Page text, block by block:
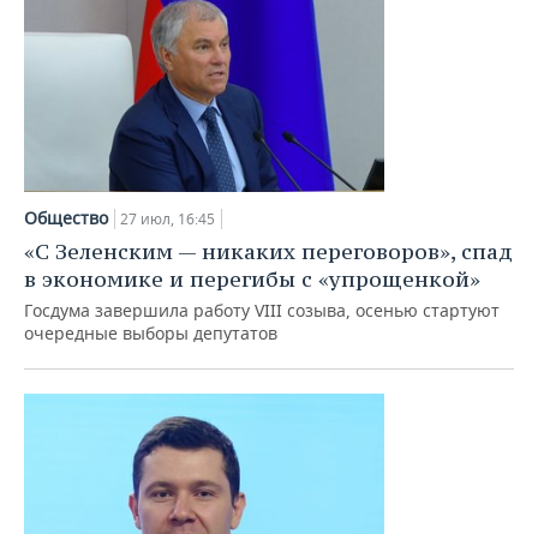
Общество 27 июл, 16:45
«С Зеленским — никаких переговоров», спад
в экономике и перегибы с «упрощенкой»
Госдума завершила работу VIII созыва, осенью стартуют
очередные выборы депутатов